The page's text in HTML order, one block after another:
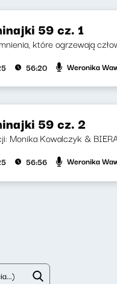
59 cz. 1
które ogrzewają
56:20 Weronika
59 cz. 2
Monika Kowalczyk &
56:56 Weronika